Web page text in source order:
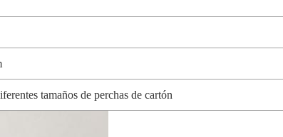
tamaños de perchas de cartón